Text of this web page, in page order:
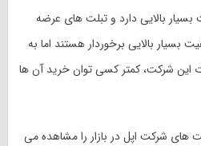
بسیار بالایی دارد و تبلت های عرضه
بسیار بالایی برخوردار هستند اما به
این شرکت، کمتر کسی توان خرید آن ها
های شرکت اپل در بازار را مشاهده می